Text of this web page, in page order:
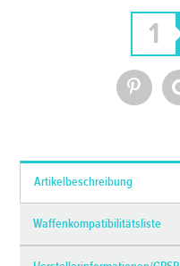
Artikelbeschreibung
Waffenkompatibilitätsliste